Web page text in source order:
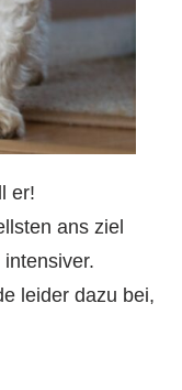
er!
ans ziel
leider dazu bei,